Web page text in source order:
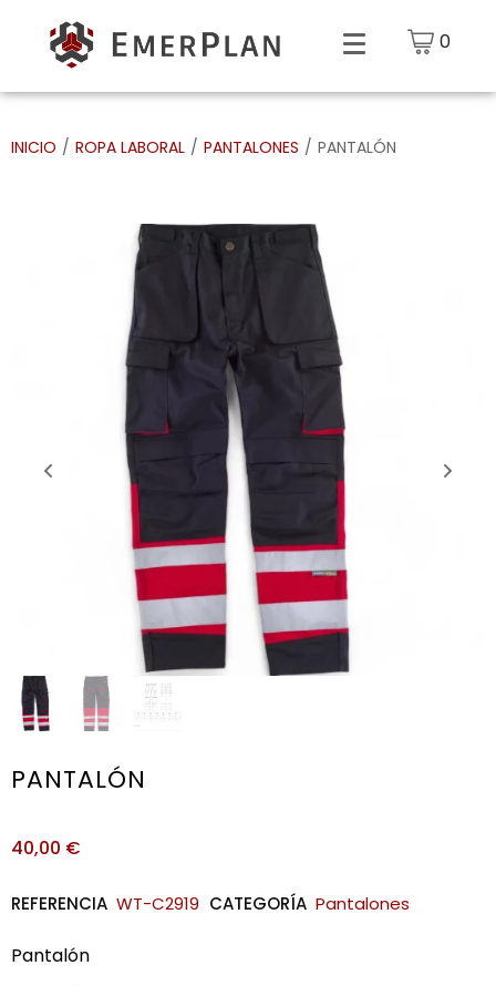
0
INICIO / ROPA LABORAL / PANTALONES / PANTALÓN
PANTALÓN
40,00 €
REFERENCIA WT-C2919 CATEGORÍA Pantalones
Pantalón